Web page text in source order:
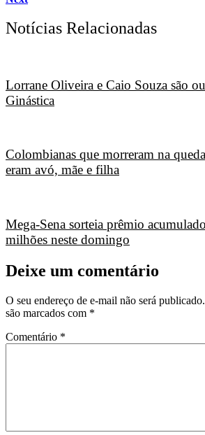
Notícias Relacionadas
Lorrane Oliveira e Caio Souza são
Ginástica
Colombianas que morreram na
eram avó, mãe e filha
Mega-Sena sorteia prêmio
milhões neste domingo
Deixe um comentário
O seu endereço de e-mail não será publicado.
são marcados com *
Comentário *